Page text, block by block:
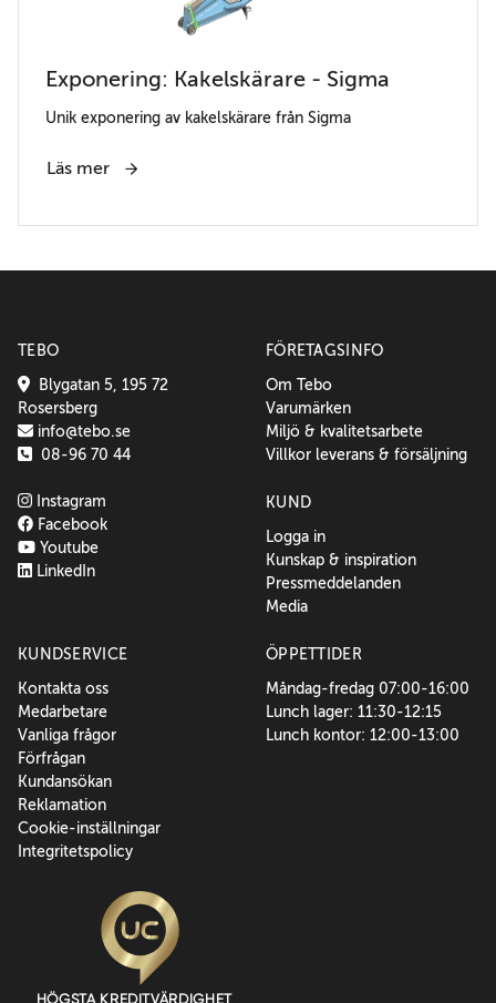
Exponering: Kakelskärare - Sigma
Unik exponering av kakelskärare från Sigma
Läs mer
TEBO
Blygatan 5, 195 72
Rosersberg
info@tebo.se
08-96 70 44
Instagram
Facebook
Youtube
LinkedIn
FÖRETAGSINFO
Om Tebo
Varumärken
Miljö & kvalitetsarbete
Villkor leverans & försäljning
KUND
Logga in
Kunskap & inspiration
Pressmeddelanden
Media
KUNDSERVICE
Kontakta oss
Medarbetare
Vanliga frågor
Förfrågan
Kundansökan
Reklamation
Cookie-inställningar
Integritetspolicy
ÖPPETTIDER
Måndag-fredag 07:00-16:00
Lunch lager: 11:30-12:15
Lunch kontor: 12:00-13:00